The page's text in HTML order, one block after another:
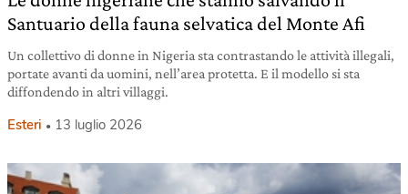
Santuario della fauna selvatica del Monte Afi
Un collettivo di donne in Nigeria sta contrastando le attività illegali,
portate avanti da uomini, nell’area protetta. E il modello si sta
diffondendo in altri villaggi.
Esteri 13 luglio 2026